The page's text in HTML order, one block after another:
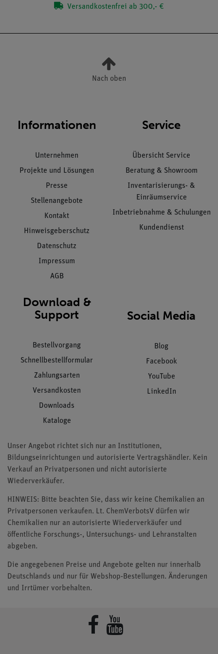
Versandkostenfrei ab 300,- €
Nach oben
Informationen
Unternehmen
Projekte und Lösungen
Presse
Stellenangebote
Kontakt
Hinweisgeberschutz
Datenschutz
Impressum
AGB
Service
Übersicht Service
Beratung & Showroom
Inventarisierungs- &
Einräumservice
Inbetriebnahme & Schulungen
Kundendienst
Download &
Support
Bestellvorgang
Schnellbestellformular
Zahlungsarten
Versandkosten
Downloads
Kataloge
Social Media
Blog
Facebook
YouTube
LinkedIn
Unser Angebot richtet sich nur an Institutionen,
Bildungseinrichtungen und autorisierte Vertragshändler. Kein
Verkauf an Privatpersonen und nicht autorisierte
Wiederverkäufer.
HINWEIS: Bitte beachten Sie, dass wir keine Chemikalien an
Privatpersonen verkaufen. Lt. ChemVerbotsV dürfen wir
Chemikalien nur an autorisierte Wiederverkäufer und
öffentliche Forschungs-, Untersuchungs- und Lehranstalten
abgeben.
Die angegebenen Preise und Angebote gelten nur innerhalb
Deutschlands und nur für Webshop-Bestellungen. Änderungen
und Irrtümer vorbehalten.